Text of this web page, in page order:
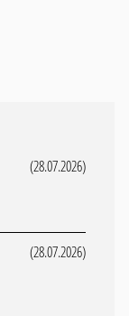
(28.07.2026)
(28.07.2026)